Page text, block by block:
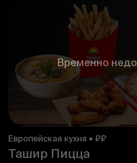
Временно
Европейская кухня • ₽₽
Ташир Пицца